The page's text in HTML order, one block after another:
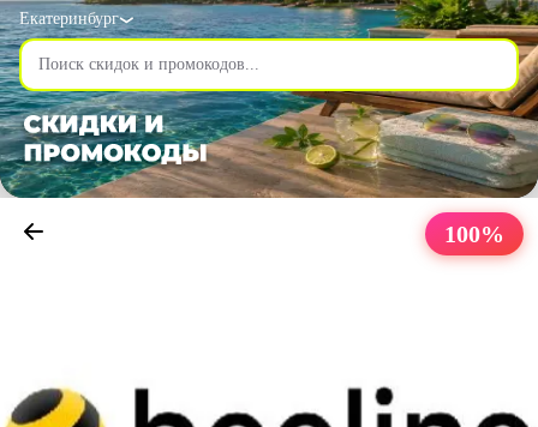
Екатеринбург
100%